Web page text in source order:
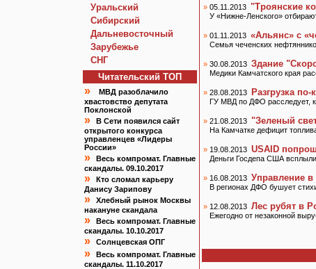
Уральский
Сибирский
Дальневосточный
Зарубежье
СНГ
Читательский TOП
»
МВД разоблачило
хвастовство депутата
Поклонской
»
В Сети появился сайт
открытого конкурса
управленцев «Лидеры
России»
»
Весь компромат. Главные
скандалы. 09.10.2017
»
Кто сломал карьеру
Данису Зарипову
»
Хлебный рынок Москвы
накануне скандала
»
Весь компромат. Главные
скандалы. 10.10.2017
» Солнцевская ОПГ
»
Весь компромат. Главные
скандалы. 11.10.2017
» 05.11.2013 "Троянские
У «Нижне-Ленского»
» 01.11.2013 «Альянс» с
Семья чеченских
» 30.08.2013 Здание
Медики Камчатского края
» 28.08.2013 Разгрузка по-
ГУ МВД по ДФО расследует,
» 21.08.2013 "Зеленый
На Камчатке дефицит
» 19.08.2013 USAID
Деньги Госдепа США
» 16.08.2013 Управление
В регионах ДФО бушует
» 12.08.2013 Лес рубят в
Ежегодно от незаконной